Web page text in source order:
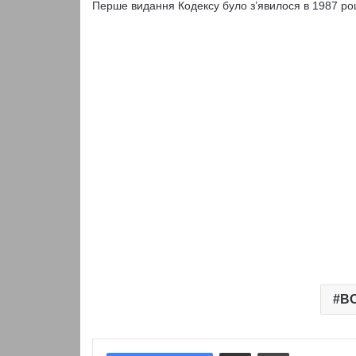
Перше видання Кодексу було з’явилося в 1987
Надіслати електронною поштоюНадрукувати